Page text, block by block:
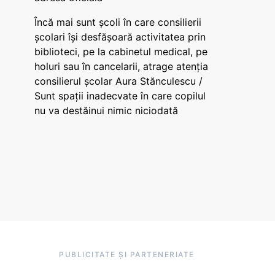
Încă mai sunt școli în care consilierii
școlari își desfășoară activitatea prin
biblioteci, pe la cabinetul medical, pe
holuri sau în cancelarii, atrage atenția
consilierul școlar Aura Stănculescu /
Sunt spații inadecvate în care copilul
nu va destăinui nimic niciodată
PUBLICITATE ȘI PARTENERIATE